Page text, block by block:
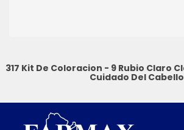
317 Kit De Coloracion - 9 Rubio Claro
Cuidado Del Cabello